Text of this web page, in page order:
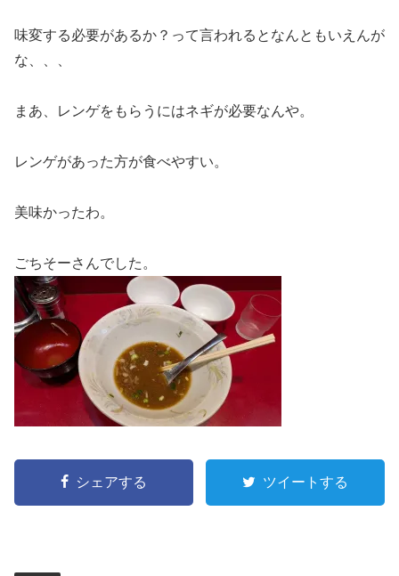
味変する必要があるか？って言われるとなんともいえんが
な、、、
まあ、レンゲをもらうにはネギが必要なんや。
レンゲがあった方が食べやすい。
美味かったわ。
ごちそーさんでした。
シェアする ツイートする